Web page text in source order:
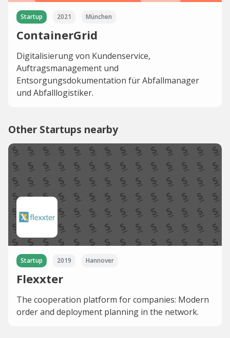
Startup 2021 München
ContainerGrid
Digitalisierung von Kundenservice,
Auftragsmanagement und
Entsorgungsdokumentation für Abfallmanager
und Abfalllogistiker.
Other Startups nearby
Startup 2019 Hannover
Flexxter
The cooperation platform for companies: Modern
order and deployment planning in the network.